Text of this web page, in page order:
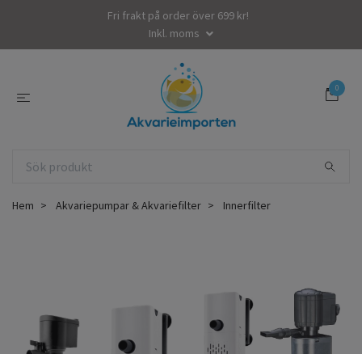
Fri frakt på order över 699 kr!
Inkl. moms
0
Hem Akvariepumpar & Akvariefilter Innerfilter